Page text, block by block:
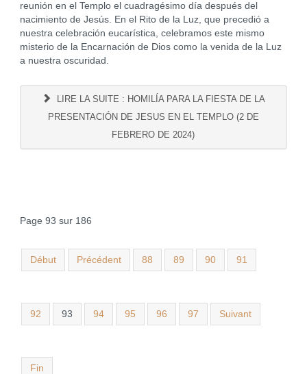
reunión en el Templo el cuadragésimo día después del
nacimiento de Jesús. En el Rito de la Luz, que precedió a
nuestra celebración eucarística, celebramos este mismo
misterio de la Encarnación de Dios como la venida de la Luz
a nuestra oscuridad.
LIRE LA SUITE : HOMILÍA PARA LA FIESTA DE LA
PRESENTACIÓN DE JESUS EN EL TEMPLO (2 DE
FEBRERO DE 2024)
Page 93 sur 186
Début Précédent 88 89 90 91
92 93 94 95 96 97 Suivant
Fin